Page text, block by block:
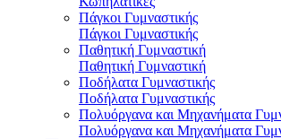
Πάγκοι Γυμναστικής
Πάγκοι Γυμναστικής
Παθητική Γυμναστική
Παθητική Γυμναστική
Ποδήλατα Γυμναστικής
Ποδήλατα Γυμναστικής
Πολυόργανα και Μηχανήματα
Πολυόργανα και Μηχανήματα